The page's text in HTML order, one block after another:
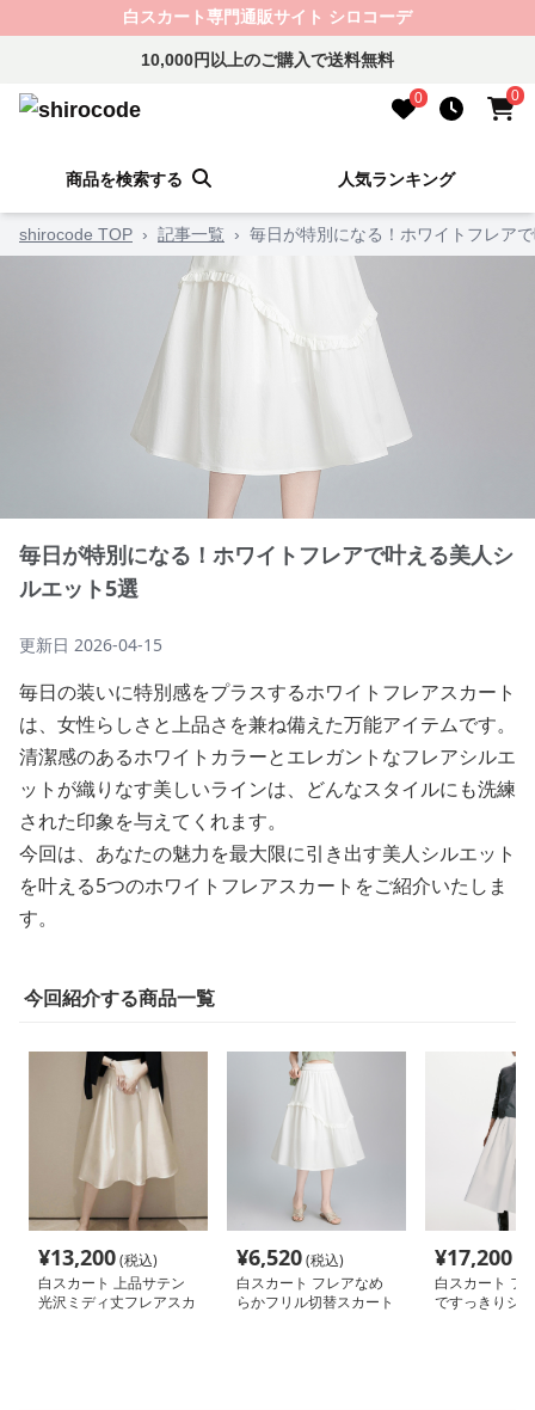
白スカート専門通販サイト シロコーデ
10,000円以上のご購入で送料無料
0 0
商品を検索する 人気ランキング
shirocode TOP › 記事一覧 › 毎日が特別になる！ホワイトフレア
毎日が特別になる！ホワイトフレアで叶える美人シ
ルエット5選
更新日 2026-04-15
毎日の装いに特別感をプラスするホワイトフレアスカート
は、女性らしさと上品さを兼ね備えた万能アイテムです。
清潔感のあるホワイトカラーとエレガントなフレアシルエ
ットが織りなす美しいラインは、どんなスタイルにも洗練
された印象を与えてくれます。
今回は、あなたの魅力を最大限に引き出す美人シルエット
を叶える5つのホワイトフレアスカートをご紹介いたしま
す。
今回紹介する商品一覧
¥13,200(税込)
白スカート 上品サテン
光沢ミディ丈フレアスカ
¥6,520(税込)
白スカート フレアなめ
らかフリル切替スカート
¥17,200
白スカート フ
ですっきりシ